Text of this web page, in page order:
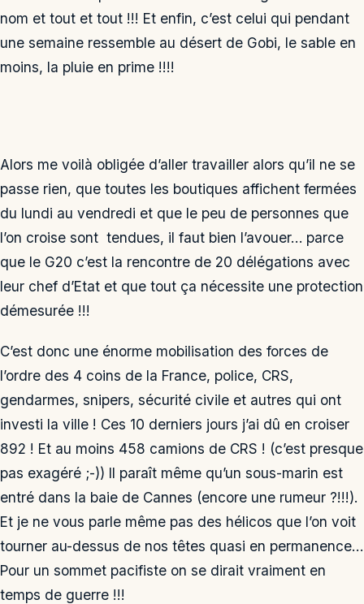
nom et tout et tout !!! Et enfin, c’est celui qui pendant
une semaine ressemble au désert de Gobi, le sable en
moins, la pluie en prime !!!!
Alors me voilà obligée d’aller travailler alors qu’il ne se
passe rien, que toutes les boutiques affichent fermées
du lundi au vendredi et que le peu de personnes que
l’on croise sont tendues, il faut bien l’avouer… parce
que le G20 c’est la rencontre de 20 délégations avec
leur chef d’Etat et que tout ça nécessite une protection
démesurée !!!
C’est donc une énorme mobilisation des forces de
l’ordre des 4 coins de la France, police, CRS,
gendarmes, snipers, sécurité civile et autres qui ont
investi la ville ! Ces 10 derniers jours j’ai dû en croiser
892 ! Et au moins 458 camions de CRS ! (c’est presque
pas exagéré ;-)) Il paraît même qu’un sous-marin est
entré dans la baie de Cannes (encore une rumeur ?!!!).
Et je ne vous parle même pas des hélicos que l’on voit
tourner au-dessus de nos têtes quasi en permanence…
Pour un sommet pacifiste on se dirait vraiment en
temps de guerre !!!